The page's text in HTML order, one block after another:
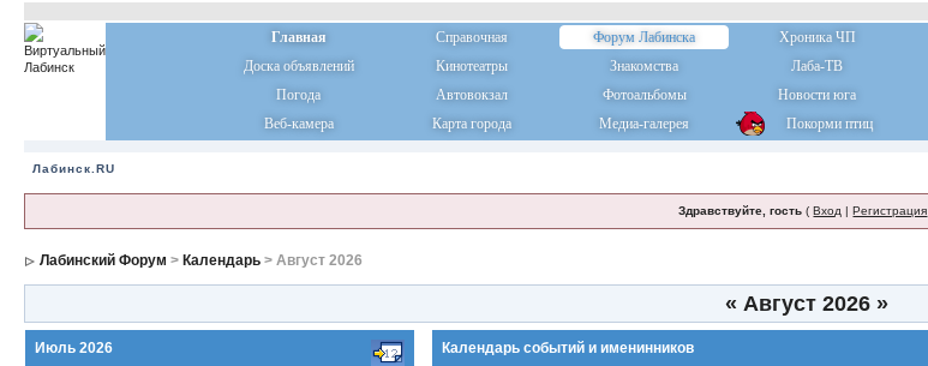
Главная Справочная Форум Лабинска
Хроника ЧП
Доска объявлений
Кинотеатры Знакомства
Лаба-ТВ
Погода
Автовокзал Фотоальбомы
Новости юга
Веб-камера
Карта города Медиа-галерея Покорми птиц
Лабинск.RU
Здравствуйте, гость (Вход |Регистрация
Лабинский Форум > Календарь > Август 2026
« Август 2026 »
Июль 2026 Календарь событий и именинников